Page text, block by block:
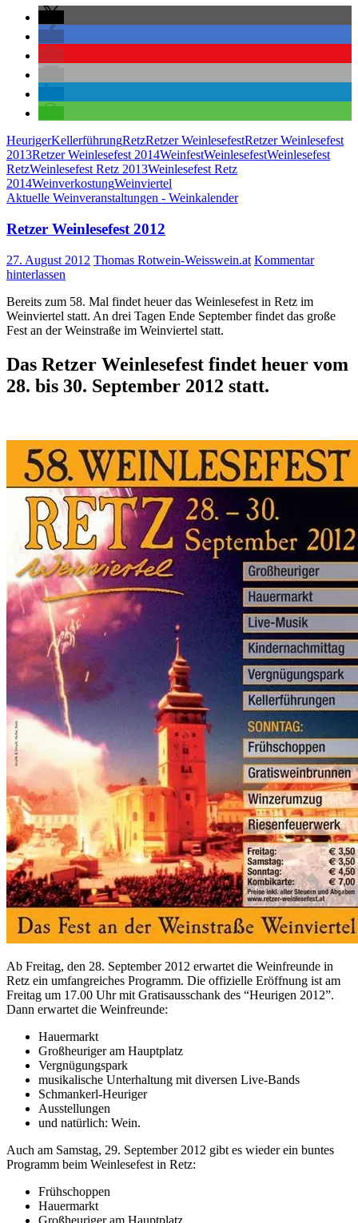
HeurigerKellerführungRetzRetzer WeinlesefestRetzer Weinlesefest
2013Retzer Weinlesefest 2014WeinfestWeinlesefestWeinlesefest
RetzWeinlesefest Retz 2013Weinlesefest Retz
2014WeinverkostungWeinviertel
Aktuelle Weinveranstaltungen - Weinkalender
Retzer Weinlesefest 2012
27. August 2012 Thomas Rotwein-Weisswein.at Kommentar
hinterlassen
Bereits zum 58. Mal findet heuer das Weinlesefest in Retz im
Weinviertel statt. An drei Tagen Ende September findet das große
Fest an der Weinstraße im Weinviertel statt.
Das Retzer Weinlesefest findet heuer vom
28. bis 30. September 2012 statt.
Ab Freitag, den 28. September 2012 erwartet die Weinfreunde in
Retz ein umfangreiches Programm. Die offizielle Eröffnung ist am
Freitag um 17.00 Uhr mit Gratisausschank des “Heurigen 2012”.
Dann erwartet die Weinfreunde:
Hauermarkt
Großheuriger am Hauptplatz
Vergnügungspark
musikalische Unterhaltung mit diversen Live-Bands
Schmankerl-Heuriger
Ausstellungen
und natürlich: Wein.
Auch am Samstag, 29. September 2012 gibt es wieder ein buntes
Programm beim Weinlesefest in Retz:
Frühschoppen
Hauermarkt
Großheuriger am Hauptplatz